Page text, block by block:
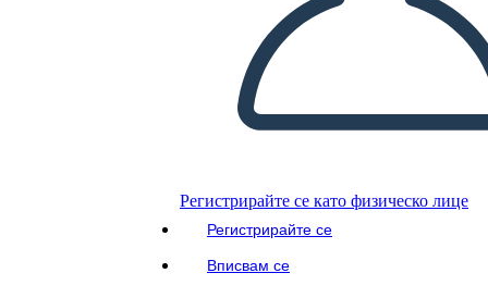
Регистрирайте се като физическо лице
Регистрирайте се
Вписвам се